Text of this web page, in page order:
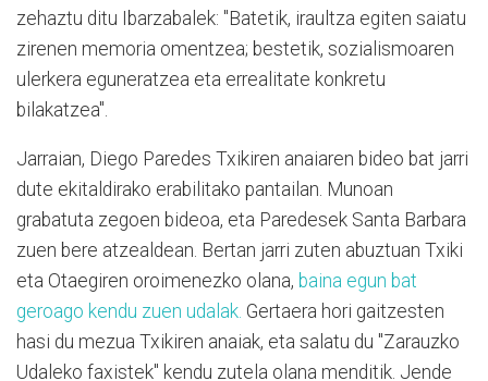
zehaztu ditu Ibarzabalek: "Batetik, iraultza egiten saiatu
zirenen memoria omentzea; bestetik, sozialismoaren
ulerkera eguneratzea eta errealitate konkretu
bilakatzea".
Jarraian, Diego Paredes Txikiren anaiaren bideo bat jarri
dute ekitaldirako erabilitako pantailan. Munoan
grabatuta zegoen bideoa, eta Paredesek Santa Barbara
zuen bere atzealdean. Bertan jarri zuten abuztuan Txiki
eta Otaegiren oroimenezko olana, baina egun bat
geroago kendu zuen udalak. Gertaera hori gaitzesten
hasi du mezua Txikiren anaiak, eta salatu du "Zarauzko
Udaleko faxistek" kendu zutela olana menditik. Jende